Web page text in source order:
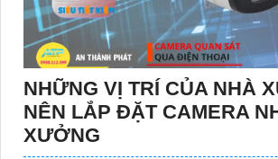
NHỮNG VỊ TRÍ CỦA NHÀ
NÊN LẮP ĐẶT CAMERA
XƯỞNG